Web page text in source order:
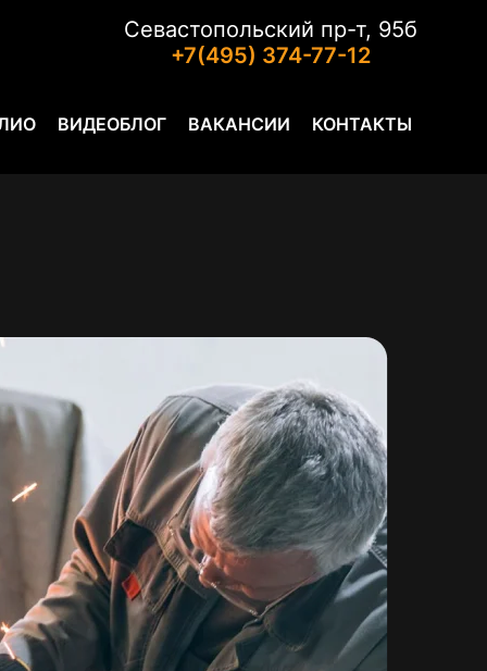
Севастопольский пр-т, 95б
+7(495) 374-77-12
ВИДЕОБЛОГ ВАКАНСИИ КОНТАКТЫ